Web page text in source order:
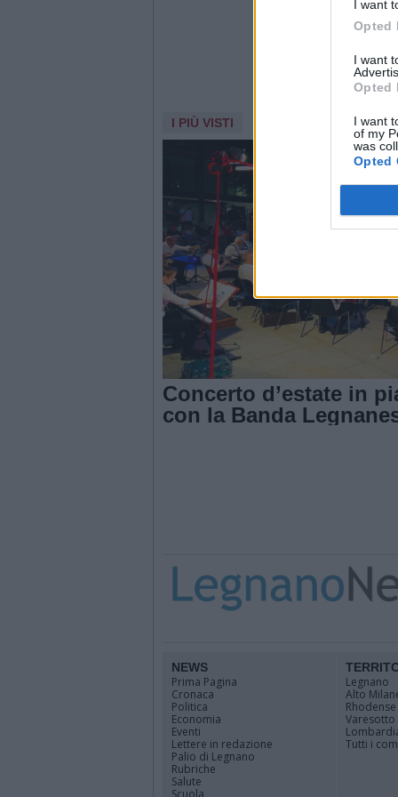
I want
Opted
I want
Opted
I want
of my
was
Opted
I PIÙ VISTI
Concerto d’estate in
con la Banda
NEWS
Prima Pagina
Cronaca
Politica
Economia
Eventi
Lettere in redazione
Palio di Legnano
Rubriche
Salute
Scuola
Legnano
Alto
Rhodense
Varesotto
Tutti i